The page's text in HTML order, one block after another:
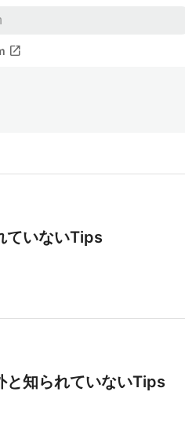
open_in_new
ていないTips
と知られていないTips